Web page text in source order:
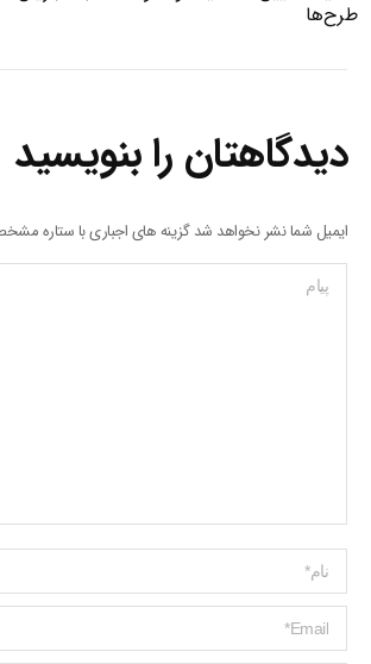
طرح‌ها
دیدگاهتان را بنویسید
ایمیل شما نشر نخواهد شد گزینه های اجباری با ستاره
پیام
Name *
ایمیل *